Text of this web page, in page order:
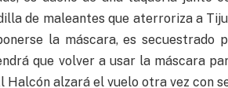
de maleantes que aterroriza a
la máscara, es secuestrado
que volver a usar la máscara
Halcón alzará el vuelo otra vez con